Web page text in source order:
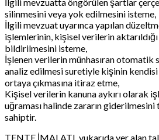
silinmesini veya yok edilmesini isteme,
İlgili mevzuat uyarınca yapılan
işlemlerinin, kişisel verilerin
bildirilmesini isteme,
İşlenen verilerin münhasıran otomatik
analiz edilmesi suretiyle kişinin
ortaya çıkmasına itiraz etme,
Kişisel verilerin kanuna aykırı olarak
uğraması halinde zararın giderilmesini
sahiptir.
TENTE İMALATI, yukarıda yer alan